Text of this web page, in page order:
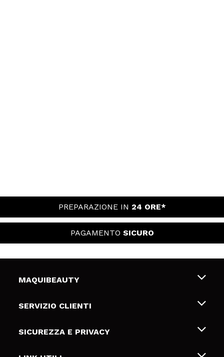
PREPARAZIONE IN 24 ORE*
PAGAMENTO SICURO
MAQUIBEAUTY
Chi siamo
Gift Cards
SERVIZIO CLIENTI
Spedizioni & Resi
SICUREZZA E PRIVACY
Termini e condizioni